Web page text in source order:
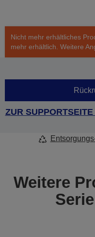
Nicht mehr erhältliches
mehr erhältlich. Weitere
ZUR
Weitere